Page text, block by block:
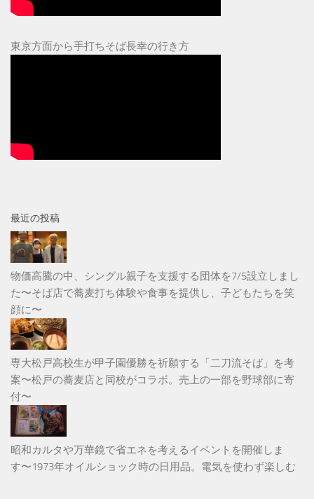
東京方面から手打ちそば長幸の行き方
最近の投稿
物価高騰の中、シングル親子を支援する団体を7/5設立しまし
た〜そば店で蕎麦打ち体験や食事を提供し、子どもたちを笑
顔に〜
専大松戸高校生が甲子園優勝を祈願する「二刀流そば」を考
案〜松戸の蕎麦店と同校がコラボ。売上の一部を野球部に寄
付〜
昭和カルタや万華鏡で省エネを考えるイベントを開催しま
す〜1973年オイルショック時の日用品。電気を使わず楽しむ